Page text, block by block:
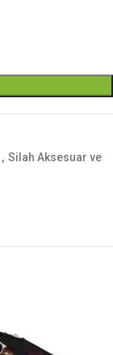
, Silah Aksesuar ve